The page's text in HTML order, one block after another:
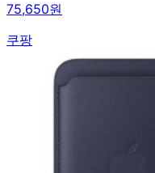
75,650원
쿠팡